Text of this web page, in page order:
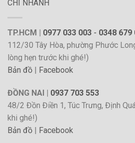
CHI NHÁNH
TP.HCM | 0977 033 003 - 0348 679
112/30 Tây Hòa, phường Phước
lòng hẹn trước khi ghé!)
Bản đồ
Facebook
ĐỒNG NAI | 0937 703 553
48/2 Đồn Điền 1, Túc Trưng, Định
khi ghé!)
Bản đồ | Facebook